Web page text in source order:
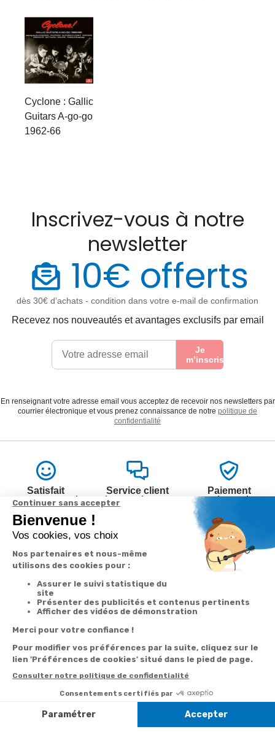
Cyclone : Gallic
Guitars A-go-go
1962-66
Inscrivez-vous à notre
newsletter
10€ offerts
dès 30€ d’achats - condition dans votre e-mail de confirmation
Recevez nos nouveautés et avantages exclusifs par email
Je
m’inscris
En renseignant votre adresse email vous acceptez de recevoir nos newsletters par
courrier électronique et vous prenez connaissance de notre politique de
confidentialité
Satisfait
ou remboursé
Service client
à votre écoute
Paiement
Garantie
2 ans
Livraison
à la carte
Suivi de
commande
Votre
Suivi de
Paiement facilité
Satisfait ou
Nos services
Besoin d'aide
Abonnement à la
la newsletter
Par
Messenger
samedi de 8h à